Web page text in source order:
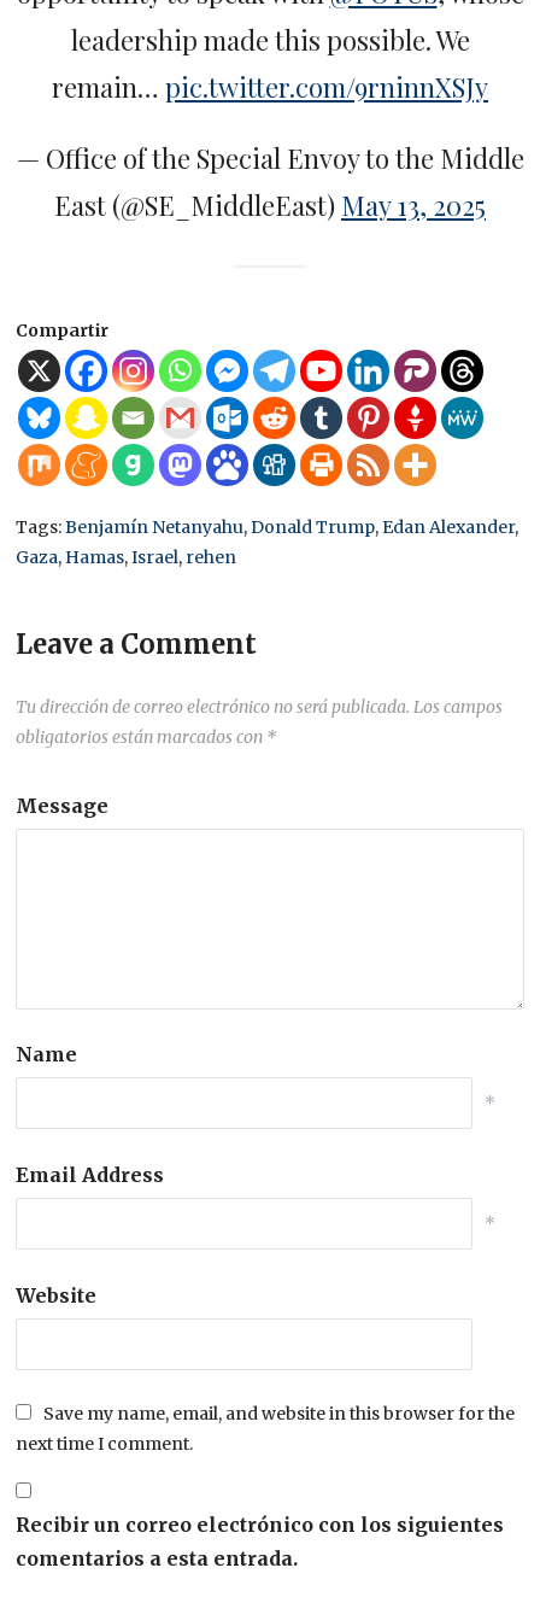
leadership made this possible. We
remain… pic.twitter.com/9rninnXSJy
— Office of the Special Envoy to the Middle
East (@SE_MiddleEast) May 13, 2025
Compartir
Tags:Benjamín Netanyahu,Donald Trump,Edan Alexander,
Gaza, Hamas,Israel, rehen
Leave a Comment
Tu dirección de correo electrónico no será publicada. Los campos
obligatorios están marcados con *
Message
Name
*
Email Address
*
Website
Save my name, email, and website in this browser for the
next time I comment.
Recibir un correo electrónico con los siguientes
comentarios a esta entrada.